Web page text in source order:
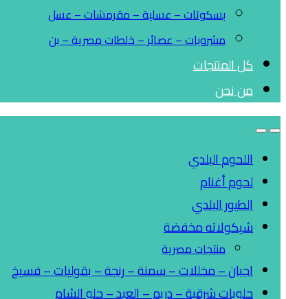
بسكوتات – عسلية – مقرمشات – عسل
مشروبات – عصائر – خلطات مصرية – بن
كل المنتجات
من نحن
اللحوم البلدي
لحوم أغنام
الطيور البلدي
شيكولاته مخفضة
منتجات مصرية
اجبان – مخللات – سمنة – رنجة – بقوليات – فسيخ
حلويات شرقية – دريم – العبد – حلو الشام